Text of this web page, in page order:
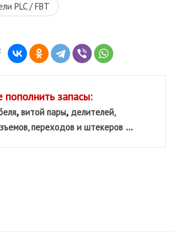
PLC / FBT
пополнить запасы:
,витой пары, делителей,
переходов и штекеров ...